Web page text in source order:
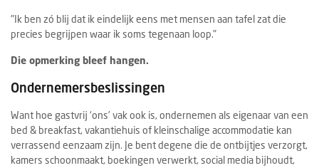
"Ik ben zó blij dat ik eindelijk eens met mensen aan tafel zat die
precies begrijpen waar ik soms tegenaan loop."
Die opmerking bleef hangen.
Ondernemersbeslissingen
Want hoe gastvrij ‘ons’ vak ook is, ondernemen als eigenaar van een
bed & breakfast, vakantiehuis of kleinschalige accommodatie kan
verrassend eenzaam zijn. Je bent degene die de ontbijtjes verzorgt,
kamers schoonmaakt, boekingen verwerkt, social media bijhoudt,